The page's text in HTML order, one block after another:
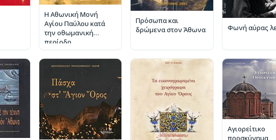
Η Αθωνική Μονή
Αγίου Παύλου κατά
την οθωμανική
περίοδο
Πρόσωπα και
δρώμενα στον Άθωνα
Φωνή αύρας
Αγιορείτικο
προσκύνημα